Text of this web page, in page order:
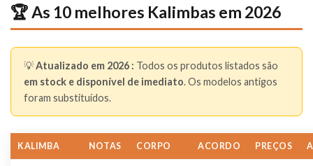
🏆 As 10 melhores Kalimbas em 2026
💡Atualizado em 2026 : Todos os produtos listados são
em stock e disponível de imediato. Os modelos antigos
foram substituídos.
KALIMBA NOTAS CORPO ACORDO PREÇOS